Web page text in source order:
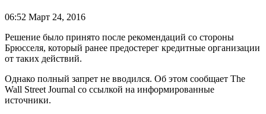
06:52 Март 24, 2016
Решение было принято после рекомендаций со стороны
Брюсселя, который ранее предостерег кредитные организации
от таких действий.
Однако полный запрет не вводился. Об этом сообщает The
Wall Street Journal со ссылкой на информированные
источники.